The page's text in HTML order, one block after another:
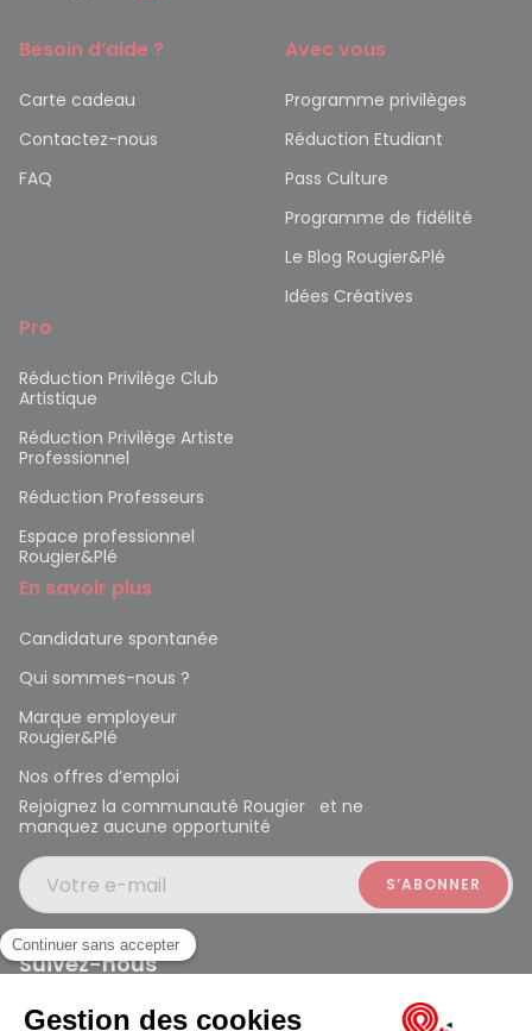
Besoin d’aide ?
Carte cadeau
Contactez-nous
FAQ
Avec vous
Programme privilèges
Réduction Etudiant
Pass Culture
Programme de fidélité
Le Blog Rougier&Plé
Idées Créatives
Pro
Réduction Privilège Club
Artistique
Réduction Privilège Artiste
Professionnel
Réduction Professeurs
Espace professionnel
Rougier&Plé
En savoir plus
Candidature spontanée
Qui sommes-nous ?
Marque employeur
Rougier&Plé
Nos offres d’emploi
Rejoignez la communauté Rougier et ne
manquez aucune opportunité
Votre e-mail
Suivez-nous